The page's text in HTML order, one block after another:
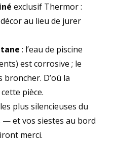
exclusif Thermor :
au lieu de jurer
: l’eau de piscine
est corrosive ; le
broncher. D’où la
pièce.
plus silencieuses du
— et vos siestes au bord
merci.